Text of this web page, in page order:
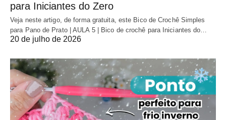
para Iniciantes do Zero
Veja neste artigo, de forma gratuita, este Bico de Crochê Simples
para Pano de Prato | AULA 5 | Bico de crochê para Iniciantes do…
20 de julho de 2026